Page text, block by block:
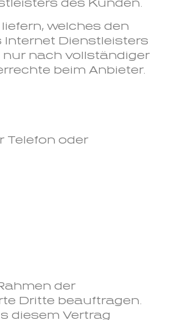
des Kunden.
welches den
Dienstleisters
nur nach vollständiger
beim Anbieter.
Telefon oder
der
Dritte beauftragen.
diesem Vertrag